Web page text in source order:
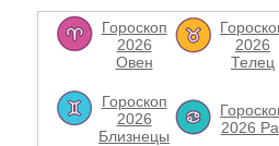
Гороскоп
2026
Овен
2026
Телец
Гороскоп
2026
Близнецы
2026